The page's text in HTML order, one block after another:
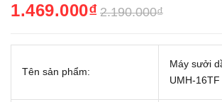
1.469.000₫ 2.190.000₫
Tên sản phẩm:
Máy sưởi
UMH-